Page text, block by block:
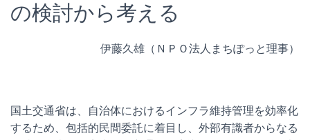
の検討から考える
伊藤久雄（ＮＰＯ法人まちぽっと理事）
国土交通省は、自治体におけるインフラ維持管理を効率化
するため、包括的民間委託に着目し、外部有識者からなる